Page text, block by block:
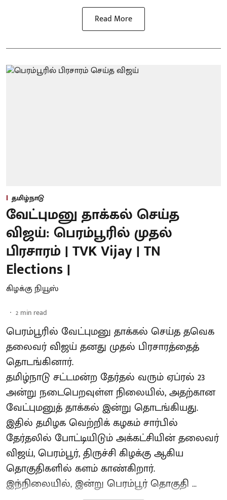
Read More
தமிழ்நாடு
வேட்புமனு தாக்கல் செய்த
விஜய்: பெரம்பூரில் முதல்
பிரசாரம் | TVK Vijay | TN
Elections |
கிழக்கு நியூஸ்
2 min read
பெரம்பூரில் வேட்புமனு தாக்கல் செய்த தவெக
தலைவர் விஜய் தனது முதல் பிரசாரத்தைத்
தொடங்கினார்.
தமிழ்நாடு சட்டமன்ற தேர்தல் வரும் ஏப்ரல் 23
அன்று நடைபெறவுள்ள நிலையில், அதற்கான
வேட்புமனுத் தாக்கல் இன்று தொடங்கியது.
இதில் தமிழக வெற்றிக் கழகம் சார்பில்
தேர்தலில் போட்டியிடும் அக்கட்சியின் தலைவர்
விஜய், பெரம்பூர், திருச்சி கிழக்கு ஆகிய
தொகுதிகளில் களம் காண்கிறார்.
இந்நிலையில், இன்று பெரம்பூர் தொகுதி ...